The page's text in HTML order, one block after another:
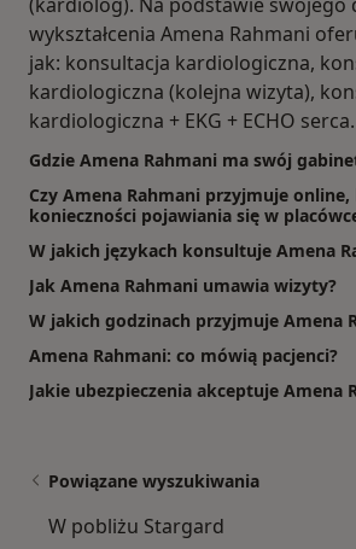
wykształcenia Amena Rahmani
jak: konsultacja kardiologiczna,
kardiologiczna (kolejna wizyta),
kardiologiczna + EKG + ECHO serca.
Gdzie Amena Rahmani ma swój
Czy Amena Rahmani przyjmuje online,
konieczności pojawiania się w
W jakich językach konsultuje Amena
Jak Amena Rahmani umawia wizyty?
W jakich godzinach przyjmuje Amena
Amena Rahmani: co mówią pacjenci?
Jakie ubezpieczenia akceptuje Amena
Powiązane wyszukiwania
W pobliżu Stargard